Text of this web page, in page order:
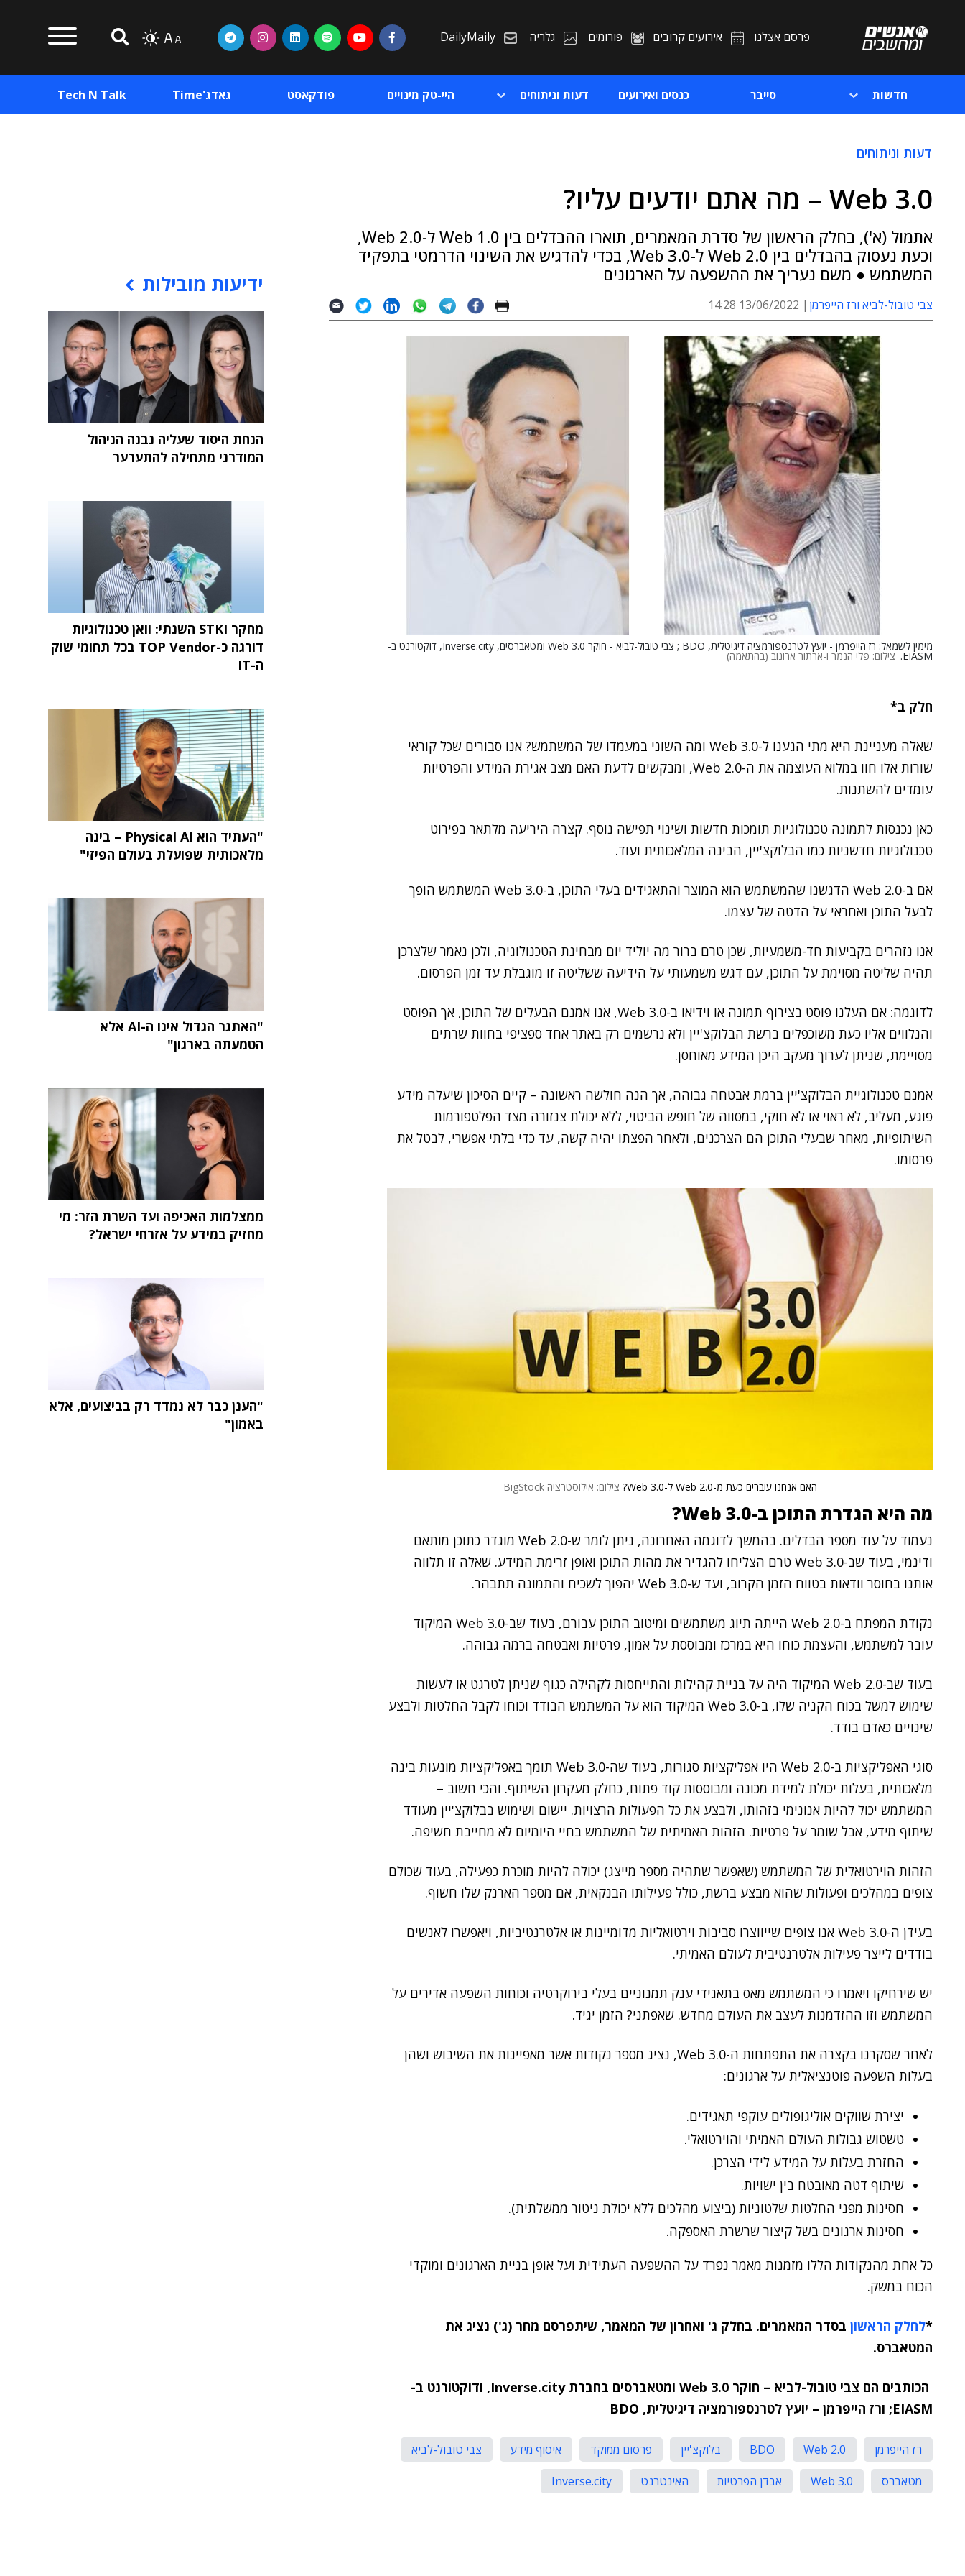
פרסם אצלנו אירועים קרובים פורומים גלריה DailyMaily
חדשות סייבר כנסים ואירועים דעות וניתוחים היי-טק מינויים פודקאסט גאדג'Time Tech N Talk
דעות וניתוחים
Web 3.0 – מה אתם יודעים עליו?
אתמול (א'), בחלק הראשון של סדרת המאמרים, תוארו ההבדלים בין Web 1.0 ל-Web 2.0,
וכעת נעסוק בהבדלים בין Web 2.0 ל-Web 3.0, בכדי להדגיש את השינוי הדרמטי בתפקיד
המשתמש ● משם נעריך את ההשפעה על הארגונים
צבי טובול-לביא ורז הייפרמן 13/06/2022 14:28
מימין לשמאל: רז הייפרמן - יועץ לטרנספורמציה דיגיטלית, BDO ; צבי טובול-לביא - חוקר Web 3.0 ומטאברסים, Inverse.city, דוקטורנט ב-
EIASM. צילום: פלי הנמר ו-ארתור ארונוב (בהתאמה)
חלק ב*
שאלה מעניינת היא מתי הגענו ל-Web 3.0
ומה השוני במעמדו של המשתמש? אנו סבורים שכל קוראי
שורות אלו חוו במלוא העוצמה את ה-Web 2.0, ומבקשים לדעת האם מצב אגירת המידע והפרטיות
עומדים להשתנות.
כאן נכנסות לתמונה טכנולוגיות תומכות חדשות ושינוי תפישה נוסף. קצרה היריעה מלתאר בפירוט
טכנולוגיות חדשניות כמו הבלוקצ'יין, הבינה המלאכותית ועוד.
אם ב-Web 2.0 הדגשנו שהמשתמש הוא המוצר והתאגידים בעלי התוכן, ב-Web 3.0 המשתמש הופך
לבעל התוכן ואחראי על הדטה של עצמו.
אנו נזהרים בקביעות חד-משמעיות, שכן טרם ברור מה יוליד יום מבחינת הטכנולוגיה, ולכן נאמר שלצרכן
תהיה שליטה מסוימת על התוכן, עם דגש משמעותי על הידיעה ששליטה זו מוגבלת עד זמן הפרסום.
לדוגמה: אם העלנו פוסט בצירוף תמונה או וידיאו ב-Web 3.0, אנו אמנם הבעלים של התוכן, אך הפוסט
והנלווים אליו כעת משוכפלים ברשת הבלוקצ'יין ולא נרשמים רק באתר אחד ספציפי בחוות שרתים
מסויימת, שניתן לערוך מעקב היכן המידע מאוחסן.
אמנם טכנולוגיית הבלוקצ'יין ברמת אבטחה גבוהה, אך הנה חולשה ראשונה – קיים הסיכון שיעלה מידע
פוגע, מעליב, לא ראוי או לא חוקי, במסווה של חופש הביטוי, ללא יכולת צנזורה מצד הפלטפורמות
השיתופיות, מאחר שבעלי התוכן הם הצרכנים, ולאחר הפצתו יהיה קשה, עד כדי בלתי אפשרי, לבטל את
פרסומו.
האם אנחנו עוברים כעת מ-Web 2.0 ל-Web 3.0? צילום: אילוסטרציה BigStock
מה היא הגדרת התוכן ב-Web 3.0?
נעמוד על עוד מספר הבדלים. בהמשך לדוגמה האחרונה, ניתן לומר ש-Web 2.0 מוגדר כתוכן מותאם
ודינמי, בעוד שב-Web 3.0 טרם הצליחו להגדיר את מהות התוכן ואופן זרימת המידע. שאלה זו תלווה
אותנו בחוסר וודאות בטווח הזמן הקרוב, ועד ש-Web 3.0 יהפוך לשכיח והתמונה תתבהר.
נקודת המפתח ב-Web 2.0 הייתה תיוג משתמשים ומיטוב התוכן עבורם, בעוד שב-Web 3.0 המיקוד
עובר למשתמש, והעצמת כוחו היא במרכז ומבוססת על אמון, פרטיות ואבטחה ברמה גבוהה.
בעוד שב-Web 2.0 המיקוד היה על בניית קהילות והתייחסות לקהילה כגוף שניתן לטרגט או לעשות
שימוש למשל בכוח הקניה שלו, ב-Web 3.0 המיקוד הוא על המשתמש הבודד וכוחו לקבל החלטות ולבצע
שינויים כאדם בודד.
סוגי האפליקציות ב-Web 2.0 היו אפליקציות סגורות, בעוד שה-Web 3.0 תומך באפליקציות מונעות בינה
מלאכותית, בעלות יכולת למידת מכונה ומבוססות קוד פתוח, כחלק מעקרון השיתוף. והכי חשוב –
המשתמש יכול להיות אנונימי בזהותו, ולבצע את כל הפעולות הרצויות. יישום ושימוש בבלוקצ'יין מעודד
שיתוף מידע, אבל שומר על פרטיות. הזהות האמיתית של המשתמש בחיי היומיום לא מחייבת חשיפה.
הזהות הוירטואלית של המשתמש (שאפשר שתהיה מספר מייצג) יכולה להיות מוכרת כפעילה, בעוד שכולם
צופים במהלכים ופעולות שהוא מבצע ברשת, כולל פעילותו הבנקאית, אם מספר הארנק שלו חשוף.
בעידן ה-Web 3.0 אנו צופים שייווצרו סביבות וירטואליות מדומיינות או אלטרנטיביות, ויאפשרו לאנשים
בודדים לייצר פעילות אלטרנטיבית לעולם האמיתי.
יש שירחיקו ויאמרו כי המשתמש מאס בתאגידי ענק תמנוניים בעלי בירוקרטיה וכוחות השפעה אדירים על
המשתמש וזו ההזדמנות לעצב את העולם מחדש. שאפתני? הזמן יגיד.
לאחר שסקרנו בקצרה את התפתחות ה-Web 3.0, נציג מספר נקודות אשר מאפיינות את השיבוש ושהן
בעלות השפעה פוטנציאלית על ארגונים:
יצירת שווקים אוליגופולים עוקפי תאגידים.
טשטוש גבולות העולם האמיתי והוירטואלי.
החזרת בעלות על המידע לידי הצרכן.
שיתוף דטה מאובטח בין ישויות.
חסינות מפני החלטות שלטוניות (ביצוע מהלכים ללא יכולת ניטור ממשלתית).
חסינות ארגונים בשל קיצור שרשרת האספקה.
כל אחת מהנקודות הללו מזמנות מאמר נפרד על ההשפעה העתידית ועל אופן בניית הארגונים ומוקדי
הכוח במשק.
*לחלק הראשון בסדר המאמרים. בחלק ג' ואחרון של המאמר, שיתפרסם מחר (ג') נציג את
המטאברס.
הכותבים הם צבי טובול-לביא – חוקר Web 3.0 ומטאברסים בחברת Inverse.city, ודוקטורנט ב-
EIASM; ורז הייפרמן – יועץ לטרנספורמציה דיגיטלית, BDO
רז הייפרמן Web 2.0
BDO בלוקצ'יין פרסום ממוקד איסוף מידע
צבי טובול-לביא
מטאברס
Web 3.0 אבדן הפרטיות האינטרנט Inverse.city
ידיעות מובילות
הנחת היסוד שעליה נבנה הניהול
המודרני מתחילה להתערער
מחקר STKI השנתי: וואן טכנולוגיות
דורגה כ-TOP Vendor בכל תחומי שוק
ה-IT
"העתיד הוא Physical AI – בינה
מלאכותית שפועלת בעולם הפיזי"
"האתגר הגדול אינו ה-AI אלא
הטמעתה בארגון"
ממצלמות האכיפה ועד השרת הזר: מי
מחזיק במידע על אזרחי ישראל?
"הענן כבר לא נמדד רק בביצועים, אלא
באמון"